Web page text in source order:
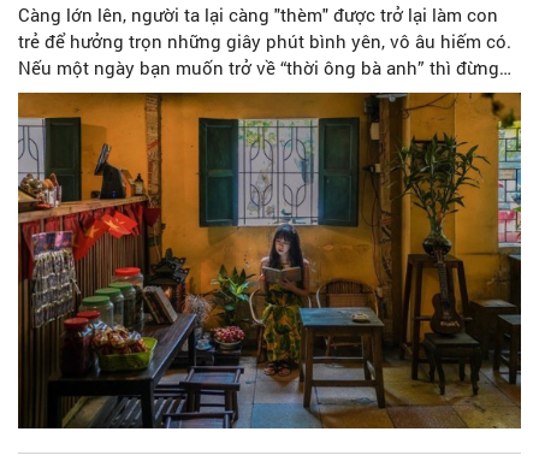
Càng lớn lên, người ta lại càng "thèm" được trở lại làm con
trẻ để hưởng trọn những giây phút bình yên, vô âu hiếm có.
Nếu một ngày bạn muốn trở về “thời ông bà anh” thì đừng
bỏ lỡ những quán cafe bao cấp tại Hà Nội dưới đây.